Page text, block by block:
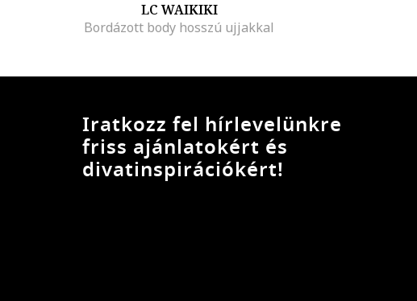
LC WAIKIKI
Bordázott body hosszú ujjakkal
Iratkozz fel hírlevelünkre
friss ajánlatokért és
divatinspirációkért!